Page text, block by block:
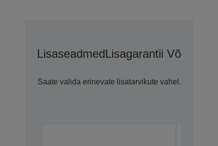
LisaseadmedLisagarantii
Saate valida erinevate lisatarvikute vahel.